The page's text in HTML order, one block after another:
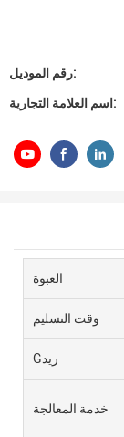
رقم الموديل:
اسم العلامة التجارية:
العبوة
وقت التسليم
Gريد
خدمة المعالجة